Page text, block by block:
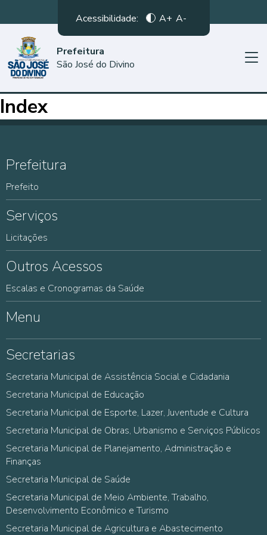
Acessibilidade: A+ A-
Prefeitura
São José do Divino
Index
Prefeitura
Prefeito
Serviços
Licitações
Outros Acessos
Escalas e Cronogramas da Saúde
Menu
Secretarias
Secretaria Municipal de Assistência Social e Cidadania
Secretaria Municipal de Educação
Secretaria Municipal de Esporte, Lazer, Juventude e Cultura
Secretaria Municipal de Obras, Urbanismo e Serviços Públicos
Secretaria Municipal de Planejamento, Administração e
Finanças
Secretaria Municipal de Saúde
Secretaria Municipal de Meio Ambiente, Trabalho,
Desenvolvimento Econômico e Turismo
Secretaria Municipal de Agricultura e Abastecimento